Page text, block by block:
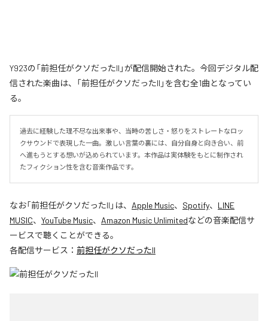
Y923の「前担任がクソだったII」が配信開始された。今回デジタル配
信された楽曲は、「前担任がクソだったII」を含む全1曲となってい
る。
過去に経験した理不尽な出来事や、当時の苦しさ・怒りをストレートなロッ
クサウンドで表現した一曲。激しい言葉の裏には、自分自身と向き合い、前
へ進もうとする想いが込められています。本作品は実体験をもとに制作され
たフィクション性を含む音楽作品です。
なお「前担任がクソだったII 」は、 Apple Music、 Spotify、 LINE
MUSIC、 YouTube Music、 Amazon Music Unlimitedなどの音楽配信サ
ービスで聴くことができる。
各配信サービス： 前担任がクソだったII